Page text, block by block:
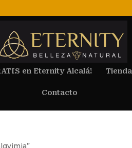
en Eternity Alcalá! Tienda
Contacto